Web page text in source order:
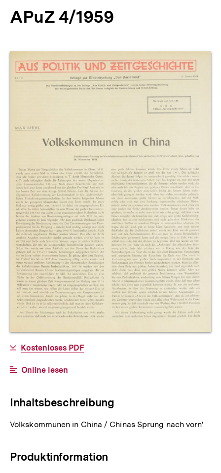
APuZ 4/1959
Produktvorschau
Allgemeine
Informationen
Download-
Kostenloses PDF
Interner
Online lesen
Inhaltsbeschreibung
Volkskommunen in China / Chinas Sprung nach vorn'
Produktinformation